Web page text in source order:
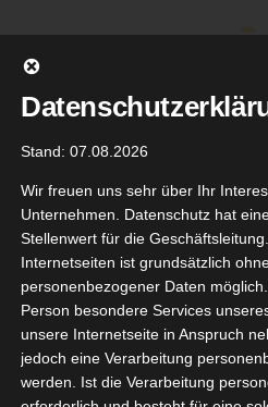
springen
Gehe zu ...
Stand: 07.08.2026
Wir freuen uns sehr über Ihr
Unternehmen. Datenschutz hat
Stellenwert für die
Internetseiten ist grundsätzlich
personenbezogener Daten
Person besondere Services
unsere Internetseite in Anspruch
jedoch eine Verarbeitung
werden. Ist die Verarbeitung